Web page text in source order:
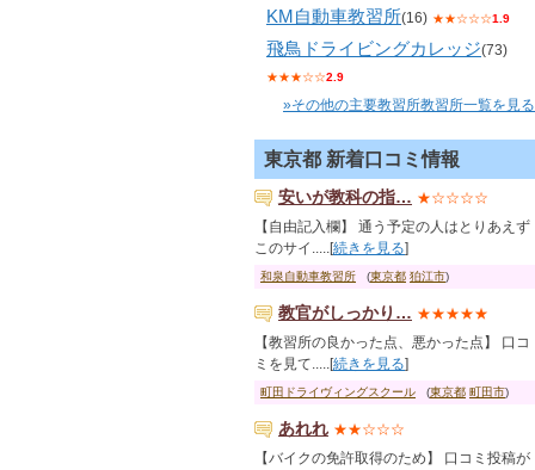
KM自動車教習所(16) ★★☆☆☆1.9
飛鳥ドライビングカレッジ(73)
★★★☆☆2.9
»その他の主要教習所教習所一覧を見る
東京都 新着口コミ情報
安いが教科の指… ★☆☆☆☆
【自由記入欄】 通う予定の人はとりあえず
このサイ.....[続きを見る]
和泉自動車教習所 (東京都 狛江市)
教官がしっかり… ★★★★★
【教習所の良かった点、悪かった点】 口コ
ミを見て.....[続きを見る]
町田ドライヴィングスクール (東京都 町田市)
あれれ ★★☆☆☆
【バイクの免許取得のため】 口コミ投稿が